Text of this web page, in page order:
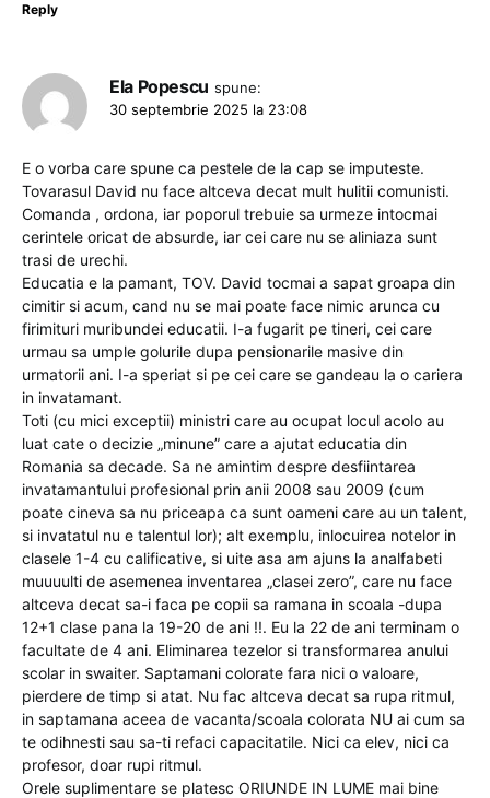
Reply
Ela Popescu spune:
30 septembrie 2025 la 23:08
E o vorba care spune ca pestele de la cap se imputeste.
Tovarasul David nu face altceva decat mult hulitii comunisti.
Comanda , ordona, iar poporul trebuie sa urmeze intocmai
cerintele oricat de absurde, iar cei care nu se aliniaza sunt
trasi de urechi.
Educatia e la pamant, TOV. David tocmai a sapat groapa din
cimitir si acum, cand nu se mai poate face nimic arunca cu
firimituri muribundei educatii. I-a fugarit pe tineri, cei care
urmau sa umple golurile dupa pensionarile masive din
urmatorii ani. I-a speriat si pe cei care se gandeau la o cariera
in invatamant.
Toti (cu mici exceptii) ministri care au ocupat locul acolo au
luat cate o decizie „minune” care a ajutat educatia din
Romania sa decade. Sa ne amintim despre desfiintarea
invatamantului profesional prin anii 2008 sau 2009 (cum
poate cineva sa nu priceapa ca sunt oameni care au un talent,
si invatatul nu e talentul lor); alt exemplu, inlocuirea notelor in
clasele 1-4 cu calificative, si uite asa am ajuns la analfabeti
muuuulti de asemenea inventarea „clasei zero”, care nu face
altceva decat sa-i faca pe copii sa ramana in scoala -dupa
12+1 clase pana la 19-20 de ani !!. Eu la 22 de ani terminam o
facultate de 4 ani. Eliminarea tezelor si transformarea anului
scolar in swaiter. Saptamani colorate fara nici o valoare,
pierdere de timp si atat. Nu fac altceva decat sa rupa ritmul,
in saptamana aceea de vacanta/scoala colorata NU ai cum sa
te odihnesti sau sa-ti refaci capacitatile. Nici ca elev, nici ca
profesor, doar rupi ritmul.
Orele suplimentare se platesc ORIUNDE IN LUME mai bine